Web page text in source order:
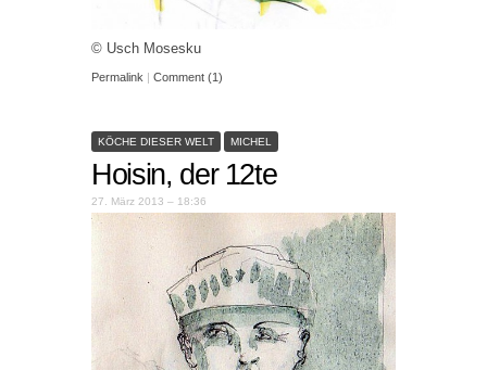
© Usch Mosesku
Permalink | Comment (1)
KÖCHE DIESER WELT MICHEL
Hoisin, der 12te
27. März 2013 – 18:36